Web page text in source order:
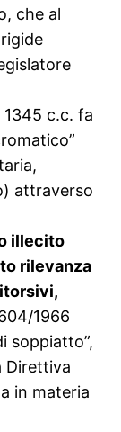
che al
1345 c.c. fa
attraverso
illecito
rilevanza
1966
soppiatto”,
Direttiva
in materia